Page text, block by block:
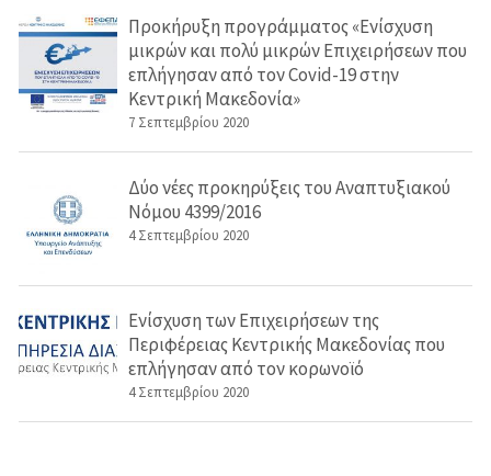
Προκήρυξη προγράμματος «Ενίσχυση
μικρών και πολύ μικρών Επιχειρήσεων που
επλήγησαν από τον Covid-19 στην
Κεντρική Μακεδονία»
7 Σεπτεμβρίου 2020
Δύο νέες προκηρύξεις του Αναπτυξιακού
Νόμου 4399/2016
4 Σεπτεμβρίου 2020
Ενίσχυση των Επιχειρήσεων της
Περιφέρειας Κεντρικής Μακεδονίας που
επλήγησαν από τον κορωνοϊό
4 Σεπτεμβρίου 2020